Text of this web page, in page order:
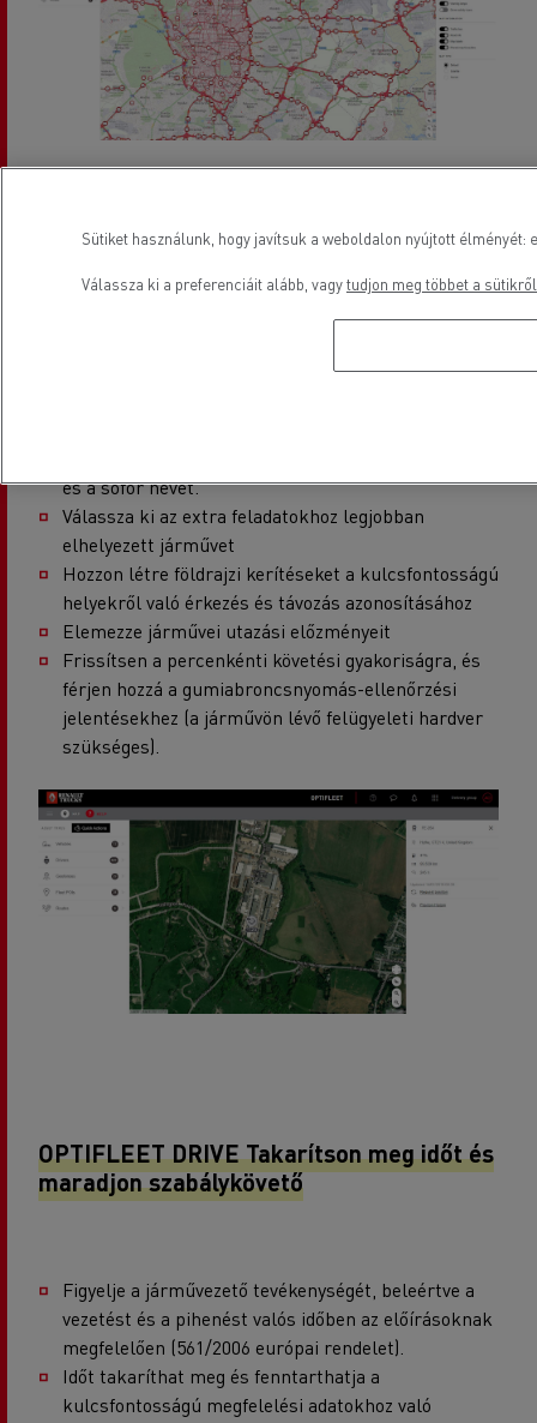
OPTIFLEET MAP optimalizálja szállításait
és a sofőr nevét.
Válassza ki az extra feladatokhoz legjobban
elhelyezett járművet
Hozzon létre földrajzi kerítéseket a kulcsfontosságú
helyekről való érkezés és távozás azonosításához
Elemezze járművei utazási előzményeit
Frissítsen a percenkénti követési gyakoriságra, és
férjen hozzá a gumiabroncsnyomás-ellenőrzési
jelentésekhez (a járművön lévő felügyeleti hardver
szükséges).
OPTIFLEET DRIVE Takarítson meg időt és
maradjon szabálykövető
Figyelje a járművezető tevékenységét, beleértve a
vezetést és a pihenést valós időben az előírásoknak
megfelelően (561/2006 európai rendelet).
Időt takaríthat meg és fenntarthatja a
kulcsfontosságú megfelelési adatokhoz való
Sütiket használunk, hogy javítsuk a weboldalon nyújtott
Válassza ki a preferenciáit alább, vagytudjon meg többet a